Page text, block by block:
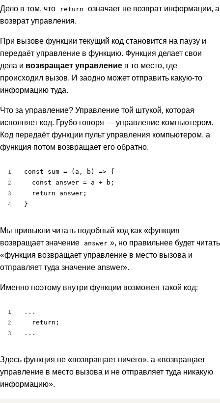
Дело в том, что return
означает не возврат информации, а
возврат управления.
При вызове функции текущий код становится на паузу и
передаёт управление в функцию. Функция делает свои
дела и возвращает управление в то место, где
происходил вызов. И заодно может отправить какую-то
информацию туда.
Что за управление? Управление той штукой, которая
исполняет код. Грубо говоря — управление компьютером.
Код передаёт функции пульт управления компьютером, а
функция потом возвращает его обратно.
1
2
3
4
const sum = (a, b) => {
  const answer = a + b;
  return answer;
}
Мы привыкли читать подобный код как «функция
возвращает значение
answer », но правильнее будет читать
«функция возвращает управление в место вызова и
отправляет туда значение answer».
Именно поэтому внутри функции возможен такой код:
1
2
3
...
  return;
...
Здесь функция не «возвращает ничего», а «возвращает
управление в место вызова и не отправляет туда никакую
информацию».